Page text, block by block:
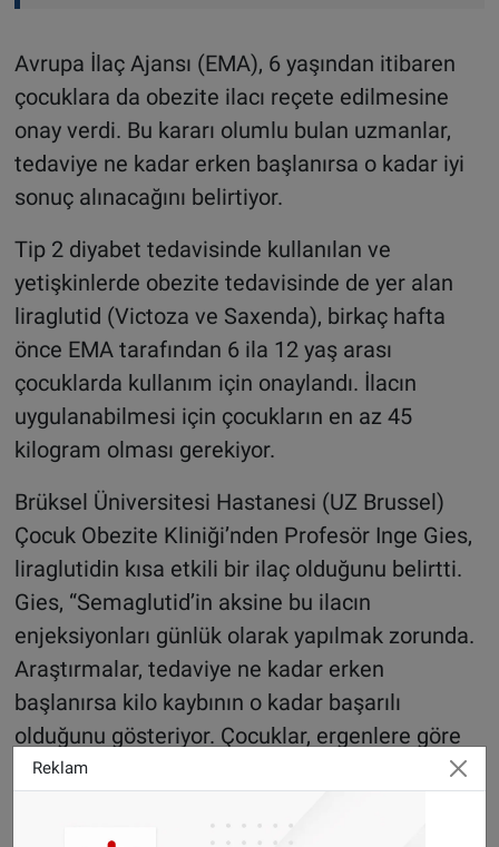
Avrupa İlaç Ajansı (EMA), 6 yaşından itibaren
çocuklara da obezite ilacı reçete edilmesine
onay verdi. Bu kararı olumlu bulan uzmanlar,
tedaviye ne kadar erken başlanırsa o kadar iyi
sonuç alınacağını belirtiyor.
Tip 2 diyabet tedavisinde kullanılan ve
yetişkinlerde obezite tedavisinde de yer alan
liraglutid (Victoza ve Saxenda), birkaç hafta
önce EMA tarafından 6 ila 12 yaş arası
çocuklarda kullanım için onaylandı. İlacın
uygulanabilmesi için çocukların en az 45
kilogram olması gerekiyor.
Brüksel Üniversitesi Hastanesi (UZ Brussel)
Çocuk Obezite Kliniği’nden Profesör Inge Gies,
liraglutidin kısa etkili bir ilaç olduğunu belirtti.
Gies, “Semaglutid’in aksine bu ilacın
enjeksiyonları günlük olarak yapılmak zorunda.
Araştırmalar, tedaviye ne kadar erken
başlanırsa kilo kaybının o kadar başarılı
olduğunu gösteriyor. Çocuklar, ergenlere göre
biraz daha iyi yanıt veriyor. Ayrıca obezite
çok daha güçlü oluyor.” dedi.
Reklam